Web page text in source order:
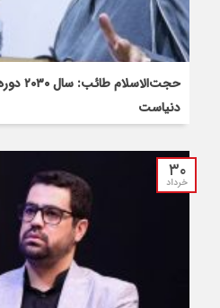
دنیاست
۳۰
خرداد